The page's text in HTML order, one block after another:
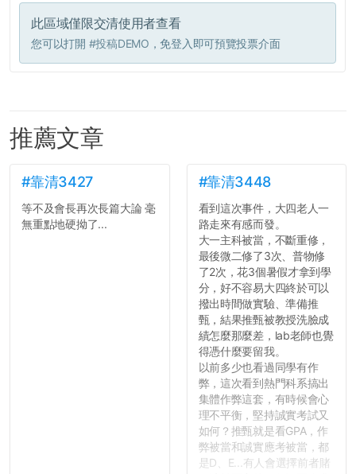
此區域僅限交清使用者查看
您可以打開 #投稿DEMO ，免登入即可預覽投票介面
推薦文章
#靠清3427
等不及會長再次長篇大論 毫
無重點地硬拗了...
#靠清3448
看到這次事件，大四老人一
路走來有感而發。
大一主科被當，不斷重修，
最後微二修了3次、普物修
了2次，花3個暑假才拿到學
分，好不容易大四終於可以
撥出時間做實驗、準備推
甄，結果推甄被教授洗臉成
績怎麼那麼差，lab老師也覺
得憑什麼要留我。
以前多少也看過同學有作
弊，這次看到熱門科系搞出
集體作弊這套，有時候會心
理不平衡，堅持誠實考試又
如何？推甄就是看GPA，作
弊被當和誠實應考被當，都
是D、E...有人會選擇前者賭